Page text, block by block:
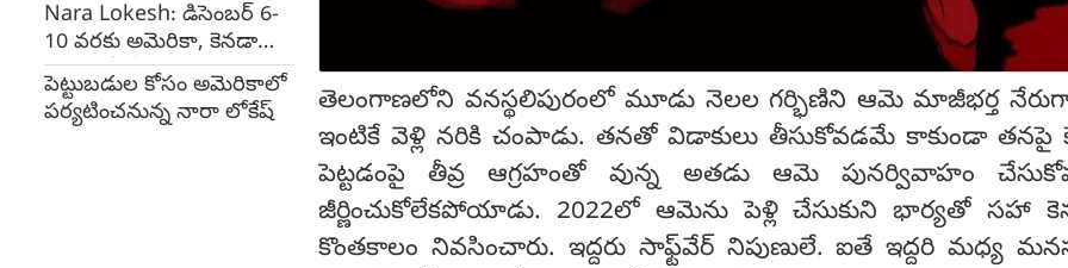
Nara Lokesh: డిసెంబర్ 6-
10 వరకు అమెరికా, కెనడాలో
నారా లోకేష్ పర్యటన
పెట్టుబడుల కోసం అమెరికాలో
పర్యటించనున్న నారా లోకేష్
తెలంగాణలోని వనస్థలిపురంలో మూడు నెలల గర్భిణిని ఆమె మాజీభర్త
ఇంటికే వెళ్లి నరికి చంపాడు. తనతో విడాకులు తీసుకోవడమే కాకుండా తనపై
పెట్టడంపై తీవ్ర ఆగ్రహంతో వున్న అతడు ఆమె పునర్వివాహం
జీర్ణించుకోలేకపోయాడు. 2022లో ఆమెను పెళ్లి చేసుకుని భార్యతో సహా
కొంతకాలం నివసించారు. ఇద్దరు సాఫ్ట్‌వేర్ నిపుణులే. ఐతే ఇద్దరి మధ్య